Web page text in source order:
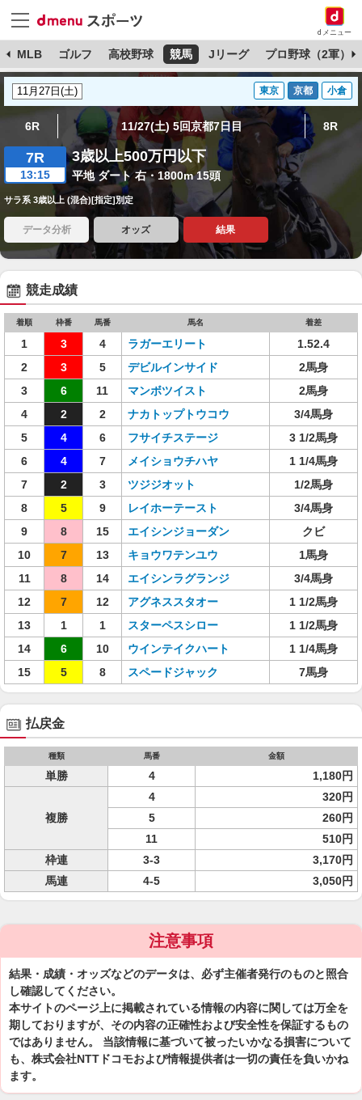
dメニュー
MLB ゴルフ 高校野球 競馬 Jリーグ プロ野球（2軍）
東京 京都 小倉
6R 11/27(土) 5回京都7日目 8R
7R
13:15
3歳以上500万円以下
平地 ダート 右・1800m 15頭
サラ系 3歳以上 (混合)[指定]別定
データ分析 オッズ 結果
競走成績
着順 枠番 馬番 馬名 着差
1 3 4 ラガーエリート
1.52.4
2
3 5 デビルインサイド
2馬身
3
6 11 マンボツイスト
2馬身
4
2 2 ナカトップトウコウ
3/4馬身
5
4 6 フサイチステージ
3 1/2馬身
6
4 7 メイショウチハヤ
1 1/4馬身
7
2 3 ツジジオット
1/2馬身
8
5 9 レイホーテースト
3/4馬身
9
8 15 エイシンジョーダン
クビ
10
7 13 キョウワテンユウ
1馬身
11
8 14 エイシンラグランジ
3/4馬身
12
7 12 アグネススタオー
1 1/2馬身
13
1 1 スターペスシロー
1 1/2馬身
14
6 10 ウインテイクハート
1 1/4馬身
15
5 8 スペードジャック 7馬身
払戻金
種類 馬番 金額
単勝 4 1,180円
複勝
4
320円
5
260円
11
510円
枠連
3-3
3,170円
馬連
4-5 3,050円
注意事項
結果・成績・オッズなどのデータは、必ず主催者発行のものと照合
し確認してください。
本サイトのページ上に掲載されている情報の内容に関しては万全を
期しておりますが、その内容の正確性および安全性を保証するもの
ではありません。 当該情報に基づいて被ったいかなる損害について
も、株式会社NTTドコモおよび情報提供者は一切の責任を負いかね
ます。